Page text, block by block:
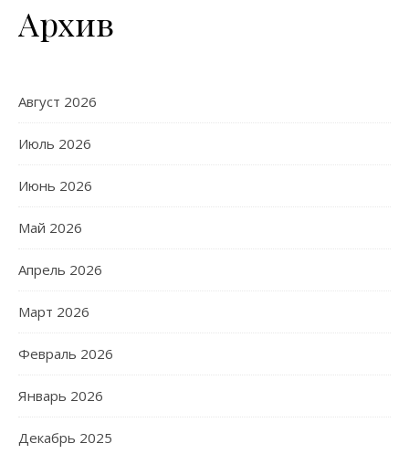
Архив
Август 2026
Июль 2026
Июнь 2026
Май 2026
Апрель 2026
Март 2026
Февраль 2026
Январь 2026
Декабрь 2025